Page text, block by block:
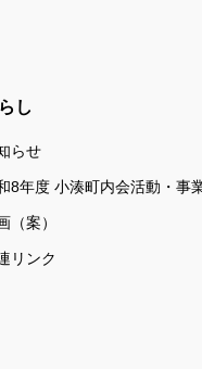
し
らせ
8年度 小湊町内会活動・事
（案）
リンク